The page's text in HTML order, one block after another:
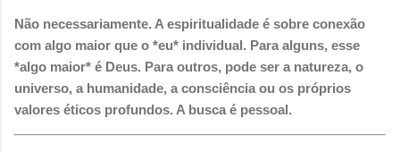
Não necessariamente. A espiritualidade é sobre conexão
com algo maior que o *eu* individual. Para alguns, esse
*algo maior* é Deus. Para outros, pode ser a natureza, o
universo, a humanidade, a consciência ou os próprios
valores éticos profundos. A busca é pessoal.